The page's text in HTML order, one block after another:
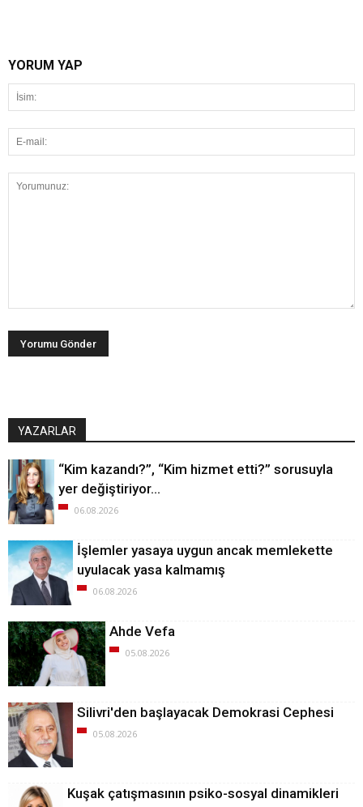
YORUM YAP
YAZARLAR
“Kim kazandı?”, “Kim hizmet etti?” sorusuyla
yer değiştiriyor…
06.08.2026
İşlemler yasaya uygun ancak memlekette
uyulacak yasa kalmamış
06.08.2026
Ahde Vefa
05.08.2026
Silivri'den başlayacak Demokrasi Cephesi
05.08.2026
Kuşak çatışmasının psiko-sosyal dinamikleri